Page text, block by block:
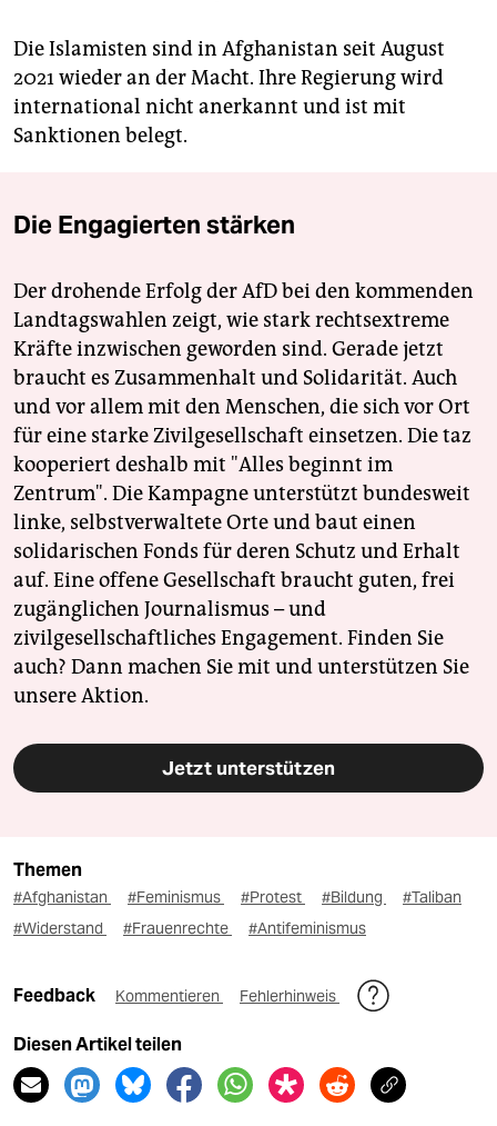
Die Islamisten sind in Afghanistan seit August
2021 wieder an der Macht. Ihre Regierung wird
international nicht anerkannt und ist mit
Sanktionen belegt.
Die Engagierten stärken
Der drohende Erfolg der AfD bei den kommenden
Landtagswahlen zeigt, wie stark rechtsextreme
Kräfte inzwischen geworden sind. Gerade jetzt
braucht es Zusammenhalt und Solidarität. Auch
und vor allem mit den Menschen, die sich vor Ort
für eine starke Zivilgesellschaft einsetzen. Die taz
kooperiert deshalb mit "Alles beginnt im
Zentrum". Die Kampagne unterstützt bundesweit
linke, selbstverwaltete Orte und baut einen
solidarischen Fonds für deren Schutz und Erhalt
auf. Eine offene Gesellschaft braucht guten, frei
zugänglichen Journalismus – und
zivilgesellschaftliches Engagement. Finden Sie
auch? Dann machen Sie mit und unterstützen Sie
unsere Aktion.
Jetzt unterstützen
Themen
#Afghanistan #Feminismus #Protest #Bildung
#Taliban
#Widerstand
#Frauenrechte #Antifeminismus
Feedback Kommentieren Fehlerhinweis
Diesen Artikel teilen